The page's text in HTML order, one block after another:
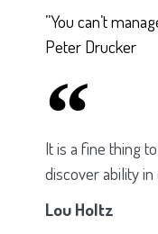
”You can’t
Peter Drucker
It is a fine thing
discover ability
Lou Holtz